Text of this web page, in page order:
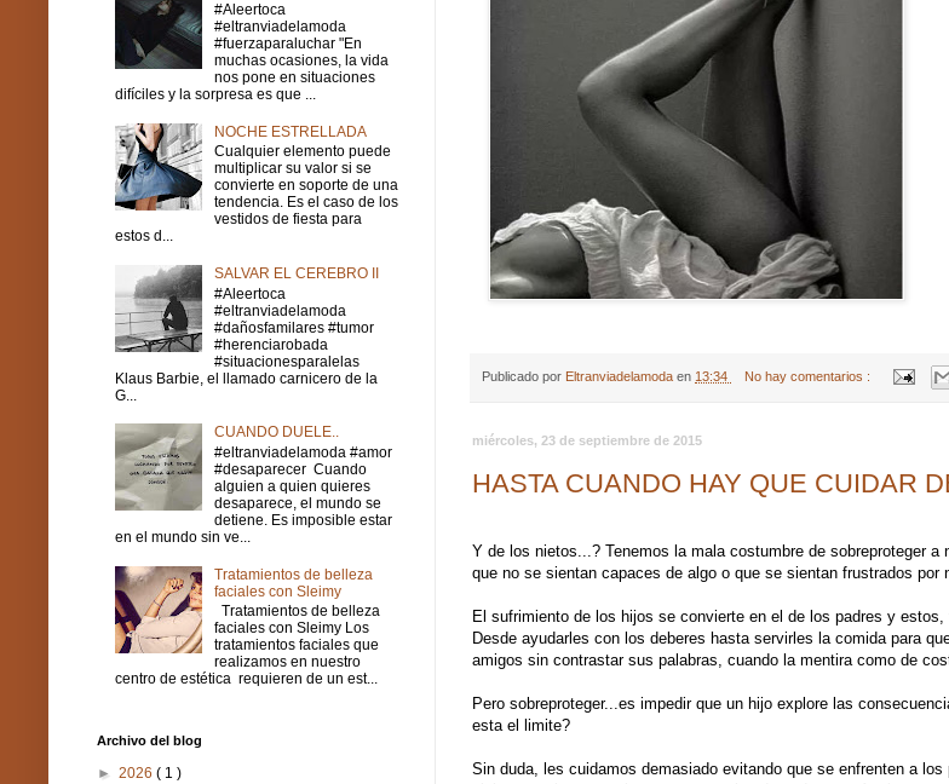
Publicado por Eltranviadelamoda en 13:34 No hay comentarios :
miércoles, 23 de septiembre de 2015
HASTA CUANDO HAY QUE CUIDAR
Y de los nietos...? Tenemos la mala costumbre de sobreproteger a
que no se sientan capaces de algo o que se sientan frustrados por
El sufrimiento de los hijos se convierte en el de los padres y
Desde ayudarles con los deberes hasta servirles la comida para
amigos sin contrastar sus palabras, cuando la mentira como de
Pero sobreproteger...es impedir que un hijo explore las
esta el limite?
Sin duda, les cuidamos demasiado evitando que se enfrenten a
#Aleertoca
#eltranviadelamoda
#fuerzaparaluchar "En
muchas ocasiones, la vida
nos pone en situaciones
difíciles y la sorpresa es que ...
NOCHE ESTRELLADA
Cualquier elemento puede
multiplicar su valor si se
convierte en soporte de una
tendencia. Es el caso de los
vestidos de fiesta para
estos d...
SALVAR EL CEREBRO II
#Aleertoca
#eltranviadelamoda
#dañosfamilares #tumor
#herenciarobada
#situacionesparalelas
Klaus Barbie, el llamado carnicero de la
G...
CUANDO DUELE..
#eltranviadelamoda #amor
#desaparecer Cuando
alguien a quien quieres
desaparece, el mundo se
detiene. Es imposible estar
en el mundo sin ve...
Tratamientos de belleza
faciales con Sleimy
Tratamientos de belleza
faciales con Sleimy Los
tratamientos faciales que
realizamos en nuestro
centro de estética requieren de un est...
Archivo del blog
► 2026 ( 1 )